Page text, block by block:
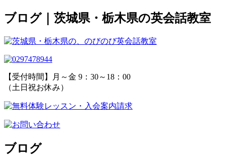
ブログ｜茨城県・栃木県の英会話教室
【受付時間】月～金 9：30～18：00
（土日祝お休み）
ブログ